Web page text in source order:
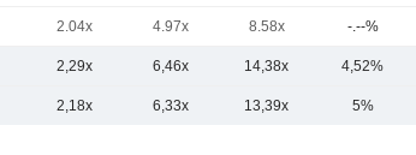
2.04x 4.97x 8.58x -.--%
2,29x 6,46x 14,38x 4,52%
2,18x 6,33x 13,39x 5%